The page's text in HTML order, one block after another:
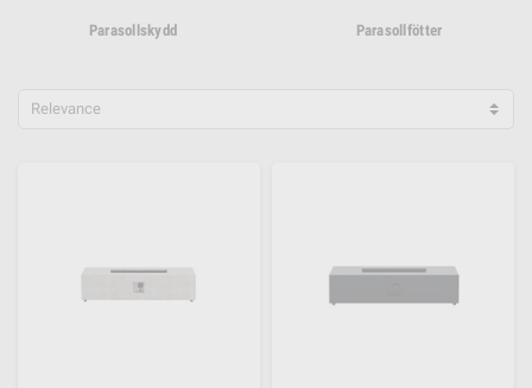
Parasollskydd Parasollfötter
Relevance